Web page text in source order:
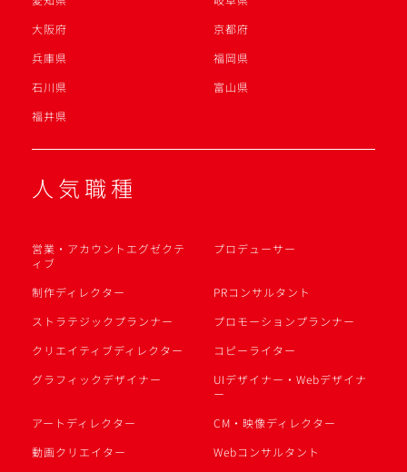
大阪府
京都府
兵庫県
福岡県
石川県
富山県
福井県
人気職種
営業・アカウントエグゼクテ
ィブ
プロデューサー
制作ディレクター
PRコンサルタント
ストラテジックプランナー
プロモーションプランナー
クリエイティブディレクター
コピーライター
グラフィックデザイナー
UIデザイナー・Webデザイナ
ー
アートディレクター
CM・映像ディレクター
動画クリエイター
Webコンサルタント